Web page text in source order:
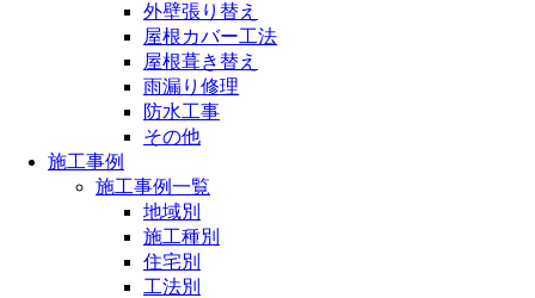
外壁張り替え
屋根カバー工法
屋根葺き替え
雨漏り修理
防水工事
その他
施工事例
施工事例一覧
地域別
施工種別
住宅別
工法別